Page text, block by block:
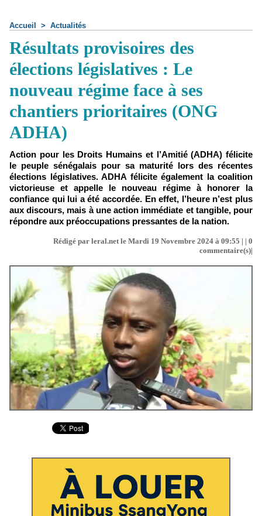
Accueil > Actualités
Résultats provisoires des
élections législatives : Le
nouveau régime face à ses
chantiers prioritaires (ONG
ADHA)
Action pour les Droits Humains et l’Amitié (ADHA) félicite
le peuple sénégalais pour sa maturité lors des récentes
élections législatives. ADHA félicite également la coalition
victorieuse et appelle le nouveau régime à honorer la
confiance qui lui a été accordée. En effet, l’heure n’est plus
aux discours, mais à une action immédiate et tangible, pour
répondre aux préoccupations pressantes de la nation.
Rédigé par leral.net le Mardi 19 Novembre 2024 à 09:55 | | 0
commentaire(s)|